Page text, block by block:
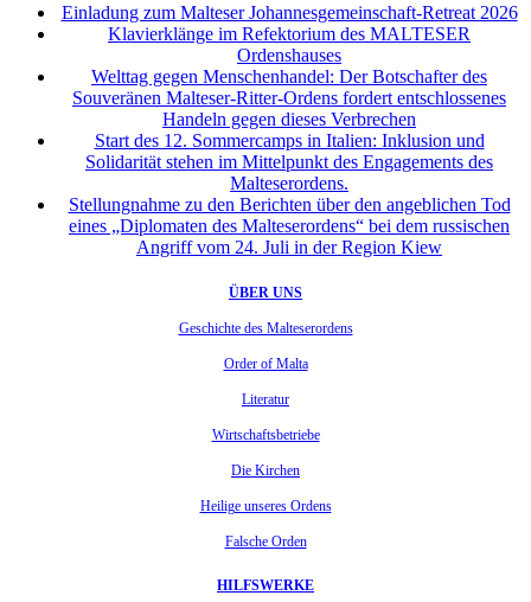
Einladung zum Malteser Johannesgemeinschaft-Retreat 2026
Klavierklänge im Refektorium des MALTESER
Ordenshauses
Welttag gegen Menschenhandel: Der Botschafter des
Souveränen Malteser-Ritter-Ordens fordert entschlossenes
Handeln gegen dieses Verbrechen
Start des 12. Sommercamps in Italien: Inklusion und
Solidarität stehen im Mittelpunkt des Engagements des
Malteserordens.
Stellungnahme zu den Berichten über den angeblichen Tod
eines „Diplomaten des Malteserordens“ bei dem russischen
Angriff vom 24. Juli in der Region Kiew
ÜBER UNS
Geschichte des Malteserordens
Order of Malta
Literatur
Wirtschaftsbetriebe
Die Kirchen
Heilige unseres Ordens
Falsche Orden
HILFSWERKE